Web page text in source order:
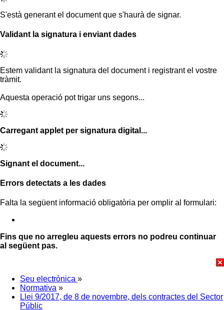
S'està generant el document que s'haurà de signar.
Validant la signatura i enviant dades
Estem validant la signatura del document i registrant el vostre
tràmit.
Aquesta operació pot trigar uns segons...
Carregant applet per signatura digital...
Signant el document...
Errors detectats a les dades
Falta la següent informació obligatòria per omplir al formulari:
Fins que no arregleu aquests errors no podreu continuar
al següent pas.
Seu electrònica »
Normativa »
Llei 9/2017, de 8 de novembre, dels contractes del Sector
Públic